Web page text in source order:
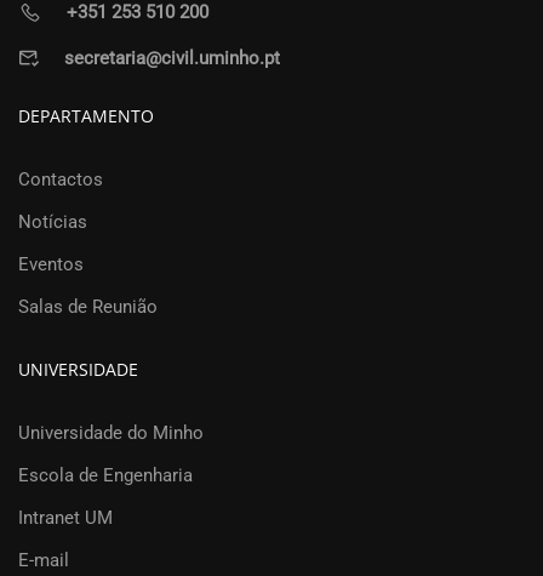
+351 253 510 200
secretaria@civil.uminho.pt
DEPARTAMENTO
Contactos
Notícias
Eventos
Salas de Reunião
UNIVERSIDADE
Universidade do Minho
Escola de Engenharia
Intranet UM
E-mail